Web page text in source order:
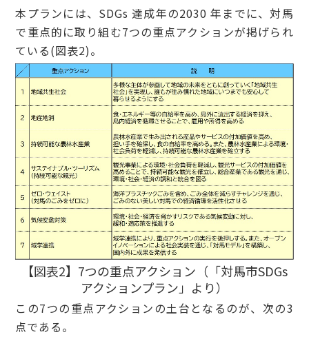
本プランには、SDGs 達成年の2030 年までに、対馬
で重点的に取り組む7つの重点アクションが掲げられ
ている(図表2)。
【図表2】7つの重点アクション（「対馬市SDGs
アクションプラン」より）
この7つの重点アクションの土台となるのが、次の3
点である。